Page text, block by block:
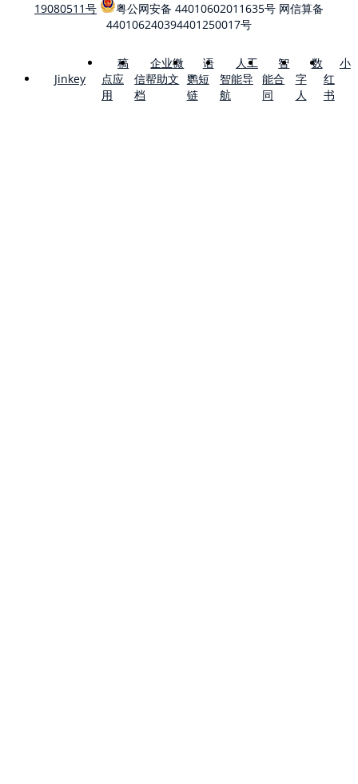
19080511号
粤公网安备 44010602011635号 网信算备
440106240394401250017号
Jinkey
稿
点应
用
企业微
信帮助文
档
语
鹦短
链
人工
智能导
航
智
能合
同
数
字
人
小
红
书